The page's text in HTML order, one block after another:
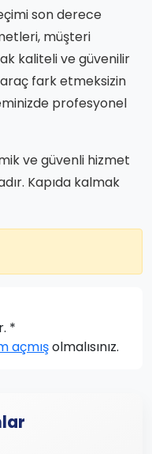
son derece
müşteri
kaliteli ve güvenilir
fark etmeksizin
profesyonel
ve güvenli hizmet
Kapıda kalmak
*
açmışolmalısınız.